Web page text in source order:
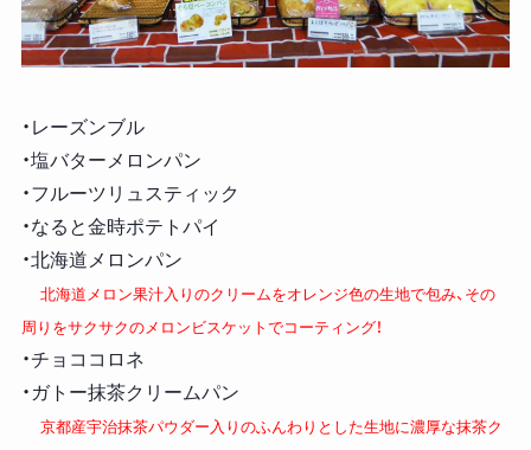
・レーズンブル
・塩バターメロンパン
・フルーツリュスティック
・なると金時ポテトパイ
・北海道メロンパン
北海道メロン果汁入りのクリームをオレンジ色の生地で包み、その
周りをサクサクのメロンビスケットでコーティング！
・チョココロネ
・ガトー抹茶クリームパン
京都産宇治抹茶パウダー入りのふんわりとした生地に濃厚な抹茶ク